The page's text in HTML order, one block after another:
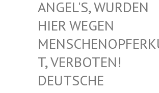
NGEL'S, WURDEN H
IER WEGEN M
, VERBOTEN! D
EUTSCHE E